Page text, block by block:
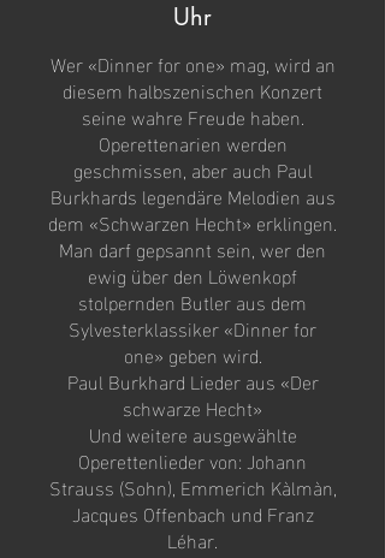
Uhr
Wer «Dinner for one» mag, wird an
diesem halbszenischen Konzert
seine wahre Freude haben.
Operettenarien werden
geschmissen, aber auch Paul
Burkhards legendäre Melodien aus
dem «Schwarzen Hecht» erklingen.
Man darf gepsannt sein, wer den
ewig über den Löwenkopf
stolpernden Butler aus dem
Sylvesterklassiker «Dinner for
one» geben wird.
Paul Burkhard Lieder aus «Der
schwarze Hecht»
Und weitere ausgewählte
Operettenlieder von: Johann
Strauss (Sohn), Emmerich Kàlmàn,
Jacques Offenbach und Franz
Léhar.